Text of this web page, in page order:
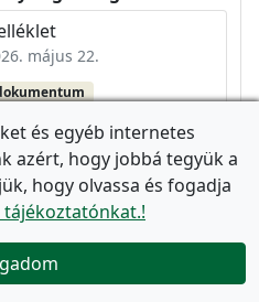
május 22.
május 22.
május 22.
és egyéb internetes
azért, hogy jobbá tegyük a
hogy olvassa és fogadja